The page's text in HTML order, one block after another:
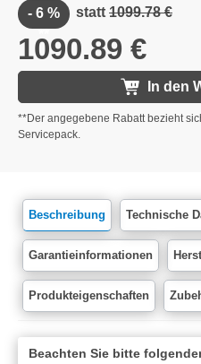
- 6 %
statt 1099.78 €
1090.89 €
In den
**Der angegebene Rabatt bezieht
Servicepack.
Beschreibung Technische
Garantieinformationen
Produkteigenschaften
Beachten Sie bitte